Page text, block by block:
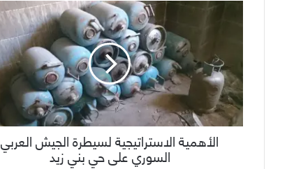
الأهمية الاستراتيجية لسيطرة الجيش العربي
السوري على حي بني زيد